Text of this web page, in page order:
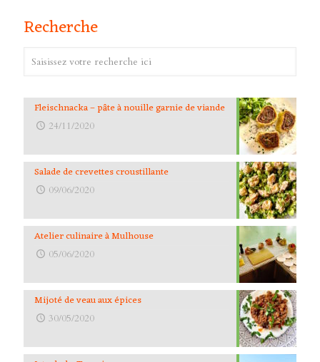
Recherche
Fleischnacka – pâte à nouille garnie de viande
24/11/2020
Salade de crevettes croustillante
09/06/2020
Atelier culinaire à Mulhouse
05/06/2020
Mijoté de veau aux épices
30/05/2020